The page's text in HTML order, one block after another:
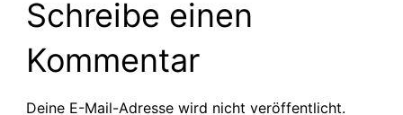
Schreibe einen
Kommentar
Deine E-Mail-Adresse wird nicht veröffentlicht.